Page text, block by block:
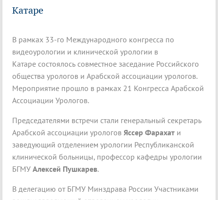
Катаре
В рамках 33-го Международного конгресса по
видеоурологии и клинической урологии в
Катаре состоялось совместное заседание Российского
общества урологов и Арабской ассоциации урологов.
Мероприятие прошло в рамках 21 Конгресса Арабской
Ассоциации Урологов.
Председателями встречи стали генеральный секретарь
Арабской ассоциации урологов Яссер Фарахат и
заведующий отделением урологии Республиканской
клинической больницы, профессор кафедры урологии
БГМУ Алексей Пушкарев.
В делегацию от БГМУ Минздрава России Участниками